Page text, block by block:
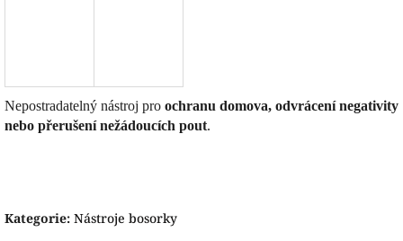
Nepostradatelný nástroj pro ochranu domova, odvrácení negativity
nebo přerušení nežádoucích pout.
Kategorie: Nástroje bosorky